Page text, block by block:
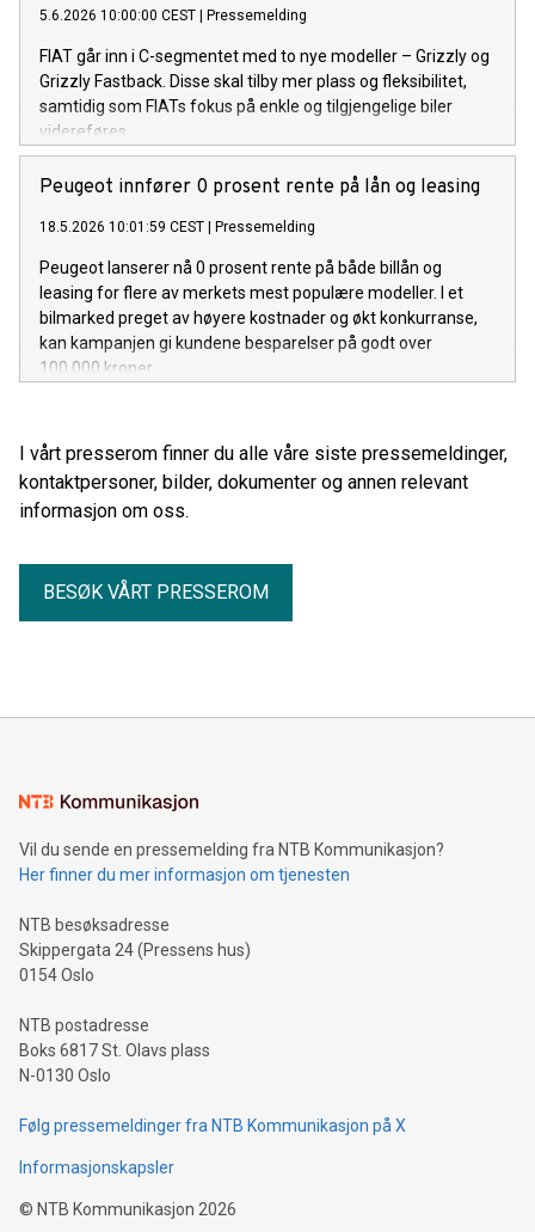
5.6.2026 10:00:00 CEST Pressemelding
FIAT går inn i C-segmentet med to nye modeller – Grizzly og
Grizzly Fastback. Disse skal tilby mer plass og fleksibilitet,
samtidig som FIATs fokus på enkle og tilgjengelige biler
videreføres.
Peugeot innfører 0 prosent rente på lån og leasing
18.5.2026 10:01:59 CEST Pressemelding
Peugeot lanserer nå 0 prosent rente på både billån og
leasing for flere av merkets mest populære modeller. I et
bilmarked preget av høyere kostnader og økt konkurranse,
kan kampanjen gi kundene besparelser på godt over
100.000 kroner.
I vårt presserom finner du alle våre siste pressemeldinger,
kontaktpersoner, bilder, dokumenter og annen relevant
informasjon om oss.
BESØK VÅRT PRESSEROM
Vil du sende en pressemelding fra NTB Kommunikasjon?
Her finner du mer informasjon om tjenesten
NTB besøksadresse
Skippergata 24 (Pressens hus)
0154 Oslo
NTB postadresse
Boks 6817 St. Olavs plass
N-0130 Oslo
Følg pressemeldinger fra NTB Kommunikasjon på X
Informasjonskapsler
© NTB Kommunikasjon 2026